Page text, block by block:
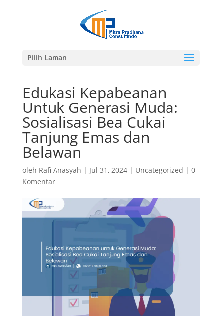
Pilih Laman
Edukasi Kepabeanan
Untuk Generasi Muda:
Sosialisasi Bea Cukai
Tanjung Emas dan
Belawan
oleh Rafi Anasyah | Jul 31, 2024| Uncategorized | 0
Komentar